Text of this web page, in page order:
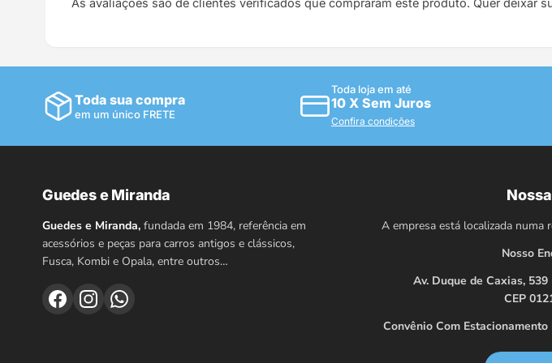
As avaliações são de clientes verificados que compraram este produto. Quer deixar
Toda sua compra
em um único FRETE
Toda loja em até
10 X Sem Juros
Confira condições
Guedes e Miranda
Guedes e Miranda, fundada em 1984, referência em
acessórios e peças para carros antigos e clássicos,
Fusca, Kombi e Opala, entre outros…
A empresa está localizada numa
Nosso
Av. Duque de Caxias,
CEP
Convênio Com